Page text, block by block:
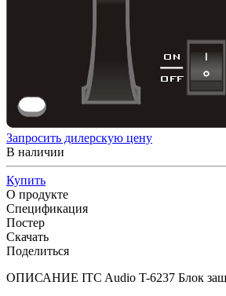
Запросить дилерскую цену
В наличии
Купить
О продукте
Спецификация
Постер
Скачать
Поделиться
ОПИСАНИЕ ITC Audio T-6237 Блок